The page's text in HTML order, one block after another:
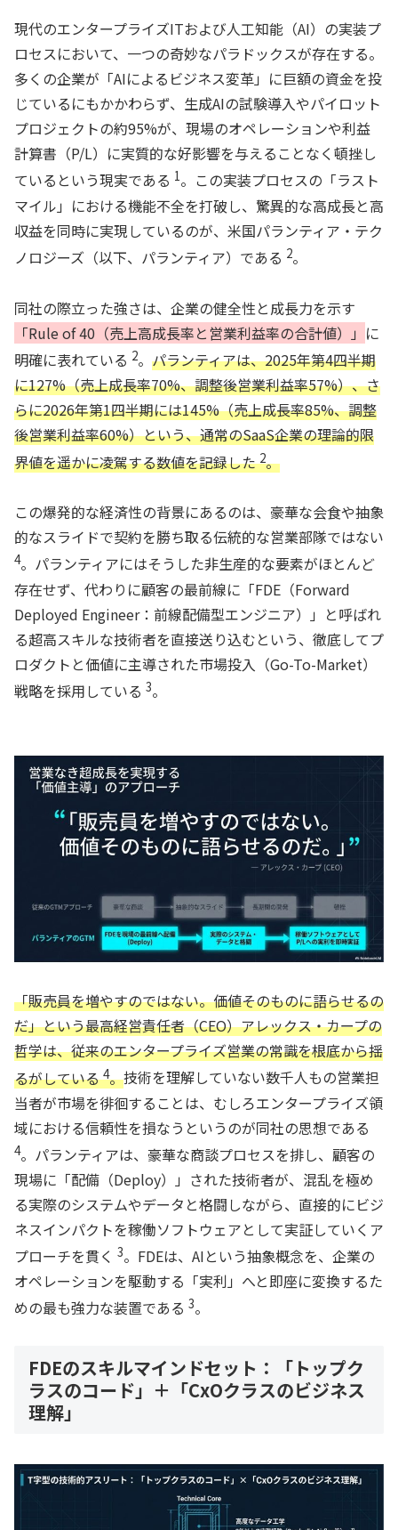
現代のエンタープライズITおよび人工知能（AI）の実装プ
ロセスにおいて、一つの奇妙なパラドックスが存在する。
多くの企業が「AIによるビジネス変革」に巨額の資金を投
じているにもかかわらず、生成AIの試験導入やパイロット
プロジェクトの約95%が、現場のオペレーションや利益
計算書（P/L）に実質的な好影響を与えることなく頓挫し
ているという現実である 1。この実装プロセスの「ラスト
マイル」における機能不全を打破し、驚異的な高成長と高
収益を同時に実現しているのが、米国パランティア・テク
ノロジーズ（以下、パランティア）である 2。
同社の際立った強さは、企業の健全性と成長力を示す
「Rule of 40（売上高成長率と営業利益率の合計値）」 に
明確に表れている 2。 パランティアは、2025年第4四半期
に127%（売上成長率70%、調整後営業利益率57%）、さ
らに2026年第1四半期には145%（売上成長率85%、調整
後営業利益率60%）という、通常のSaaS企業の理論的限
界値を遥かに凌駕する数値を記録した2。
この爆発的な経済性の背景にあるのは、豪華な会食や抽象
的なスライドで契約を勝ち取る伝統的な営業部隊ではない
4。パランティアにはそうした非生産的な要素がほとんど
存在せず、代わりに顧客の最前線に「FDE（Forward
Deployed Engineer：前線配備型エンジニア）」と呼ばれ
る超高スキルな技術者を直接送り込むという、徹底してプ
ロダクトと価値に主導された市場投入（Go-To-Market）
戦略を採用している 3。
「販売員を増やすのではない。価値そのものに語らせるの
だ」という最高経営責任者（CEO）アレックス・カープの
哲学は、従来のエンタープライズ営業の常識を根底から揺
るがしている4。技術を理解していない数千人もの営業担
当者が市場を徘徊することは、むしろエンタープライズ領
域における信頼性を損なうというのが同社の思想である
4。パランティアは、豪華な商談プロセスを排し、顧客の
現場に「配備（Deploy）」された技術者が、混乱を極め
る実際のシステムやデータと格闘しながら、直接的にビジ
ネスインパクトを稼働ソフトウェアとして実証していくア
プローチを貫く 3。FDEは、AIという抽象概念を、企業の
オペレーションを駆動する「実利」へと即座に変換するた
めの最も強力な装置である 3。
FDEのスキルマインドセット：「トップク
ラスのコード」＋「CxOクラスのビジネス
理解」